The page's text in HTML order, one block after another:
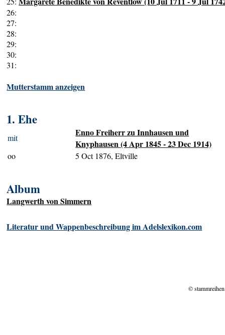
26:
27:
28:
29:
30:
31:
Mutterstamm anzeigen
1. Ehe
mit
Enno Freiherr zu Innhausen und
Knyphausen (4 Apr 1845 - 23 Dec 1914)
oo 5 Oct 1876, Eltville
Album
Langwerth von Simmern
Literatur und Wappenbeschreibung im Adelslexikon.com
©